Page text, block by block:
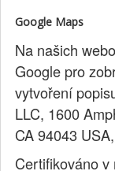
Google Maps
Na našich
Google pro
vytvoření
LLC, 1600
CA 94043
Certifikováno